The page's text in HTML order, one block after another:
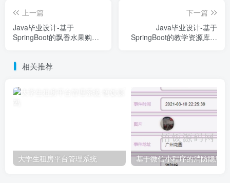
上一篇
Java毕业设计-基于
SpringBoot的飘香水果购物
下一篇
Java毕业设计-基于
SpringBoot的教学资源库系
相关推荐
大学生租房平台管理系统